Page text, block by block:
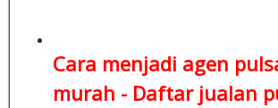
Cara menjadi agen
murah - Daftar jualan